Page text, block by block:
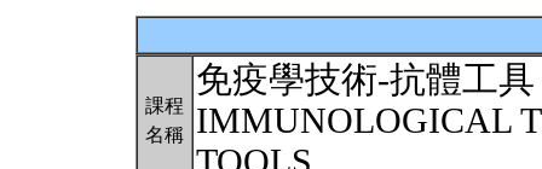
課程
名稱
免疫學技術-抗體工具
IMMUNOLOGICAL